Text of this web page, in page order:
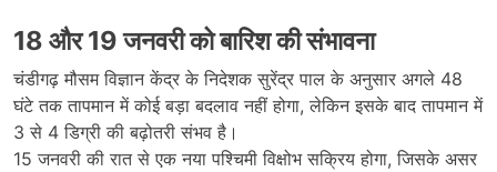
18 और 19 जनवरी को बारिश की संभावना
चंडीगढ़ मौसम विज्ञान केंद्र के निदेशक सुरेंद्र पाल के अनुसार अगले 48
घंटे तक तापमान में कोई बड़ा बदलाव नहीं होगा, लेकिन इसके बाद तापमान में
3 से 4 डिग्री की बढ़ोतरी संभव है।
15 जनवरी की रात से एक नया पश्चिमी विक्षोभ सक्रिय होगा, जिसके असर